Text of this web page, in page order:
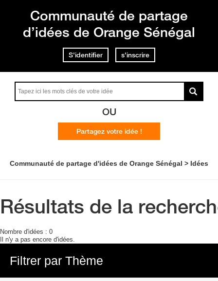
Communauté de partage
d’idées de Orange Sénégal
S'identifier s'inscrire
OU
Partagez votre idée !
Communauté de partage d'idées de Orange Sénégal Idées
Résultats de la
Nombre d'idées : 0
Il n'y a pas encore d'idées.
Filtrer par Thème